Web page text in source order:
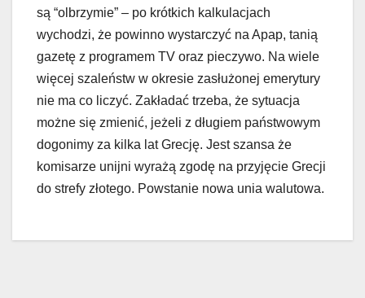
są “olbrzymie” – po krótkich kalkulacjach
wychodzi, że powinno wystarczyć na Apap, tanią
gazetę z programem TV oraz pieczywo. Na wiele
więcej szaleństw w okresie zasłużonej emerytury
nie ma co liczyć. Zakładać trzeba, że sytuacja
możne się zmienić, jeżeli z długiem państwowym
dogonimy za kilka lat Grecję. Jest szansa że
komisarze unijni wyrażą zgodę na przyjęcie Grecji
do strefy złotego. Powstanie nowa unia walutowa.